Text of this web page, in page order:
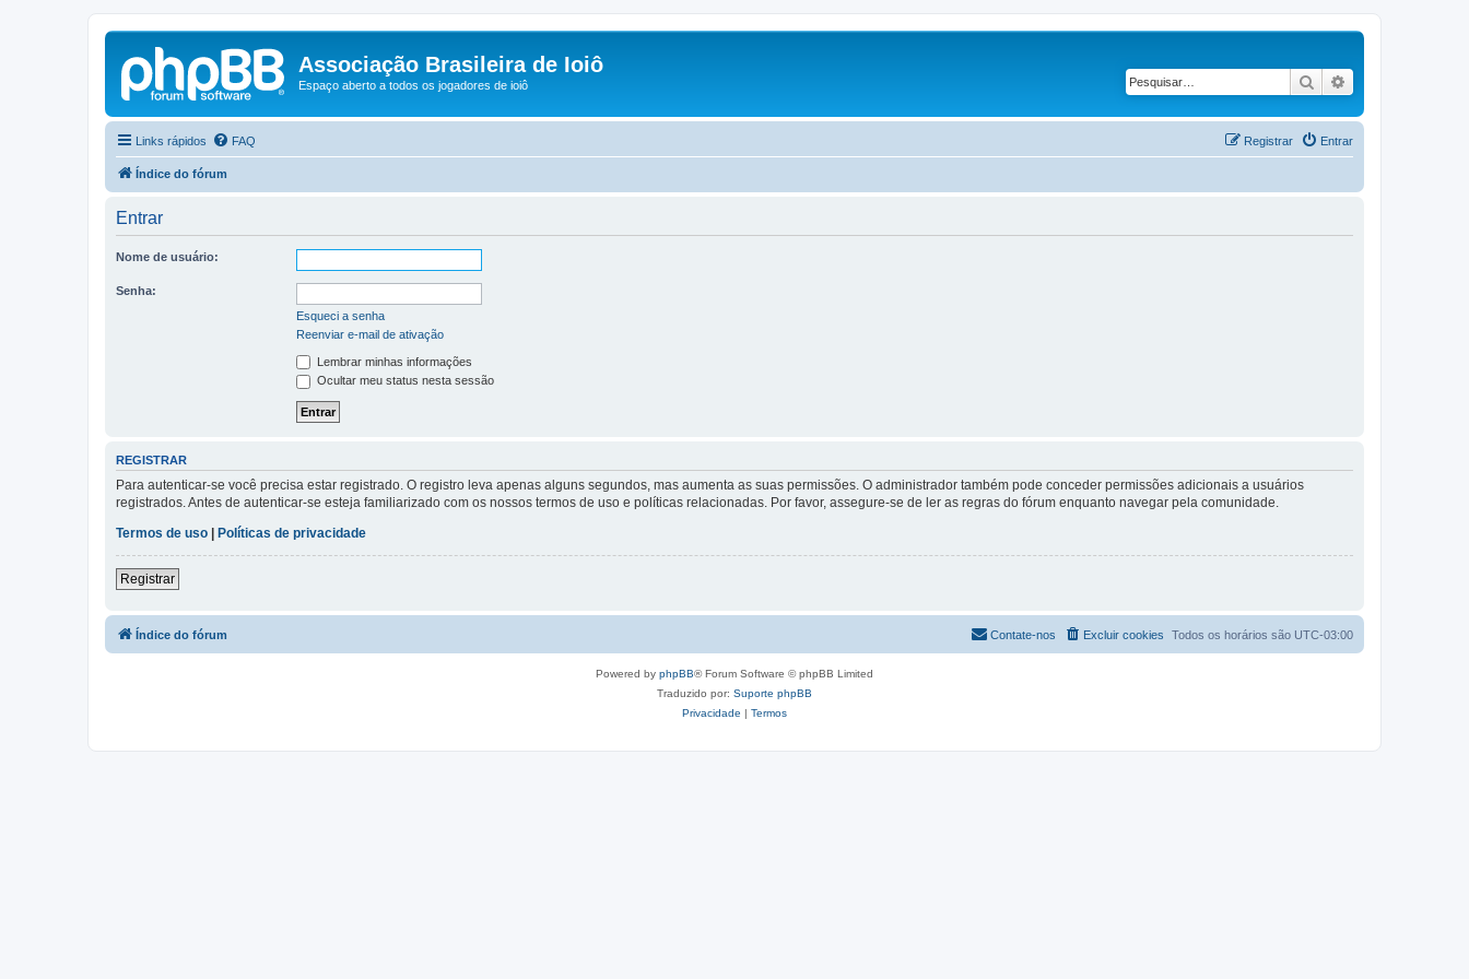
Associação Brasileira de Ioiô
Espaço aberto a todos os jogadores de ioiô Pesquisar
Links rápidos FAQ Entrar
Registrar
Índice do fórum
Entrar
Nome de usuário:
Senha:
Esqueci a senha
Reenviar e-mail de ativação
Lembrar minhas informações
Ocultar meu status nesta sessão
REGISTRAR
Para autenticar-se você precisa estar registrado. O registro leva apenas alguns segundos, mas aumenta as suas permissões. O administrador também pode conceder permissões adicionais a usuários
registrados. Antes de autenticar-se esteja familiarizado com os nossos termos de uso e políticas relacionadas. Por favor, assegure-se de ler as regras do fórum enquanto navegar pela comunidade.
Termos de uso
Políticas de privacidade
Registrar
Índice do fórum Todos os horários são UTC-03:00
Excluir cookies
Contate-nos
Powered by phpBB® Forum Software © phpBB Limited
Traduzido por: Suporte phpBB
Privacidade | Termos